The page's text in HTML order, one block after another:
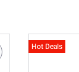
Hot Deals